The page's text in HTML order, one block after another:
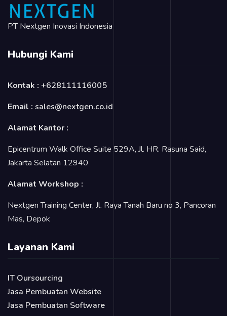
PT Nextgen Inovasi Indonesia
Hubungi Kami
Kontak : +628111116005
Email : sales@nextgen.co.id
Alamat Kantor :
Epicentrum Walk Office Suite 529A, Jl. HR. Rasuna Said,
Jakarta Selatan 12940
Alamat Workshop :
Nextgen Training Center, Jl. Raya Tanah Baru no 3, Pancoran
Mas, Depok
Layanan Kami
IT Oursourcing
Jasa Pembuatan Website
Jasa Pembuatan Software